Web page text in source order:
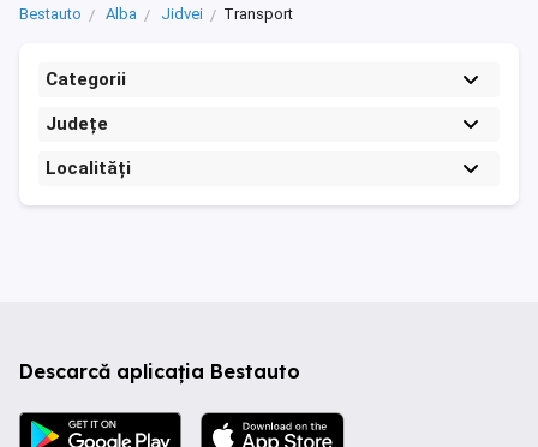
Bestauto Alba Jidvei Transport
Categorii
Județe
Localități
Descarcă aplicația Bestauto